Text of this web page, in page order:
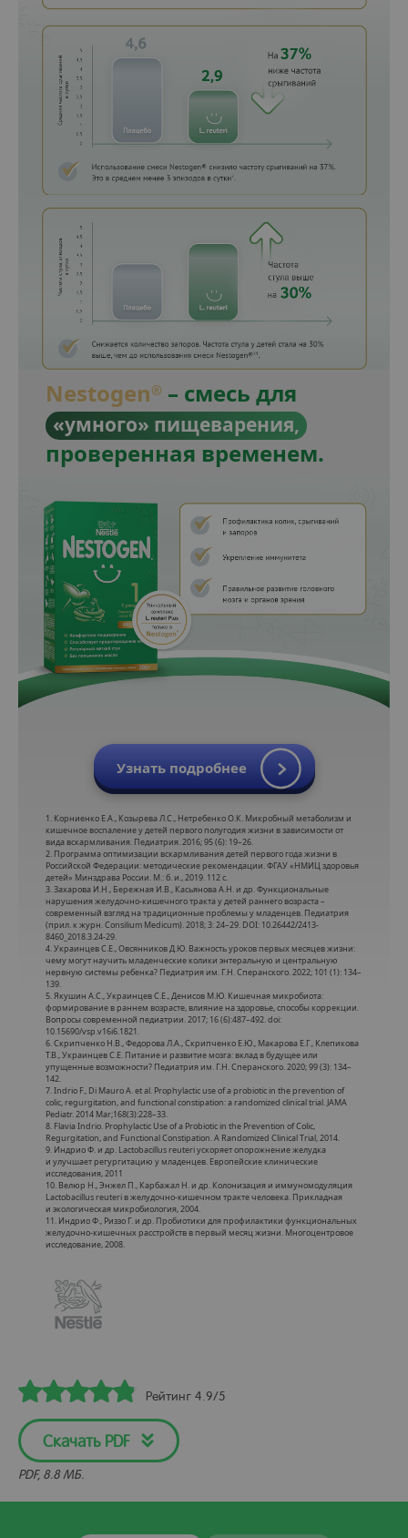
Nestogen® – смесь для
«умного» пищеварения,
проверенная временем.
Узнать подробнее
1. Корниенко Е.А., Козырева Л.С., Нетребенко О.К. Микробный метаболизм и
кишечное воспаление у детей первого полугодия жизни в зависимости от
вида вскармливания. Педиатрия. 2016; 95 (6): 19–26.
2. Программа оптимизации вскармливания детей первого года жизни в
Российской Федерации: методические рекомендации. ФГАУ «НМИЦ здоровья
детей» Минздрава России. М.: б. и., 2019. 112 с.
3. Захарова И.Н., Бережная И.В., Касьянова А.Н. и др. Функциональные
нарушения желудочно-кишечного тракта у детей раннего возраста –
современный взгляд на традиционные проблемы у младенцев. Педиатрия
(прил. к журн. Consilium Medicum). 2018; 3: 24–29. DOI: 10.26442/2413-
8460_2018.3.24-29.
4. Украинцев С.Е., Овсянников Д.Ю. Важность уроков первых месяцев жизни:
чему могут научить младенческие колики энтеральную и центральную
нервную системы ребенка? Педиатрия им. Г.Н. Сперанского. 2022; 101 (1): 134–
139.
5. Якушин А.С., Украинцев С.Е., Денисов М.Ю. Кишечная микробиота:
формирование в раннем возрасте, влияние на здоровье, способы коррекции.
Вопросы современной педиатрии. 2017; 16 (6):487–492. doi:
10.15690/vsp.v16i6.1821.
6. Скрипченко Н.В., Федорова Л.А., Скрипченко Е.Ю., Макарова Е.Г., Клепикова
Т.В., Украинцев С.Е. Питание и развитие мозга: вклад в будущее или
упущенные возможности? Педиатрия им. Г.Н. Сперанского. 2020; 99 (3): 134–
142.
7. Indrio F., Di Mauro A. et al. Prophylactic use of a probiotic in the prevention of
colic, regurgitation, and functional constipation: a randomized clinical trial. JAMA
Pediatr. 2014 Mar;168(3):228–33.
8. Flavia Indrio. Prophylactic Use of a Probiotic in the Prevention of Colic,
Regurgitation, and Functional Constipation. A Randomized Clinical Trial, 2014.
9. Индрио Ф. и др. Lactobacillus reuteri ускоряет опорожнение желудка
и улучшает регургитацию у младенцев. Европейские клинические
исследования, 2011
10. Велюр Н., Энжел П., Карбажал Н. и др. Колонизация и иммуномодуляция
Lactobacillus reuteri в желудочно-кишечном тракте человека. Прикладная
и экологическая микробиология, 2004.
11. Индрио Ф., Риззо Г. и др. Пробиотики для профилактики функциональных
желудочно-кишечных расстройств в первый месяц жизни. Многоцентровое
исследование, 2008.
Рейтинг 4.9/5
Скачать PDF
PDF, 8.8 МБ.